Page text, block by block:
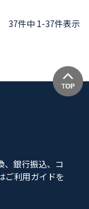
37件中 1-37件表示
、銀行振込、コ
ご利用ガイドを